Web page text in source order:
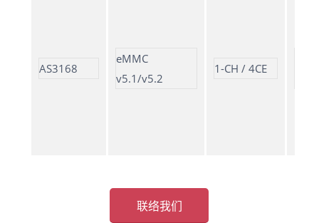
AS3168
eMMC
v5.1/v5.2
1-CH / 4CE
联络我们